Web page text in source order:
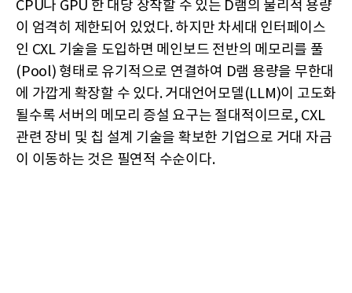
CPU나 GPU 한 대당 장착할 수 있는 D램의 물리적 용량
이 엄격히 제한되어 있었다. 하지만 차세대 인터페이스
인 CXL 기술을 도입하면 메인보드 전반의 메모리를 풀
(Pool) 형태로 유기적으로 연결하여 D램 용량을 무한대
에 가깝게 확장할 수 있다. 거대언어모델(LLM)이 고도화
될수록 서버의 메모리 증설 요구는 절대적이므로, CXL
관련 장비 및 칩 설계 기술을 확보한 기업으로 거대 자금
이 이동하는 것은 필연적 수순이다.